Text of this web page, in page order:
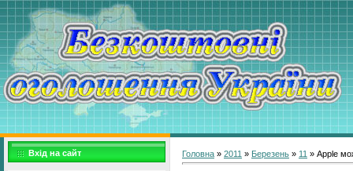
Вхід на сайт Головна » 2011 » Березень » 11 » Apple